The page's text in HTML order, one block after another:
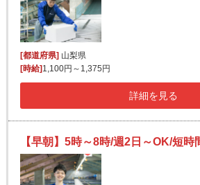
[都道府県] 山梨県
[時給] 1,100円～1,375円
詳細を見る